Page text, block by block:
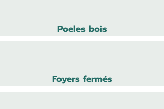
Poeles bois
Foyers fermés